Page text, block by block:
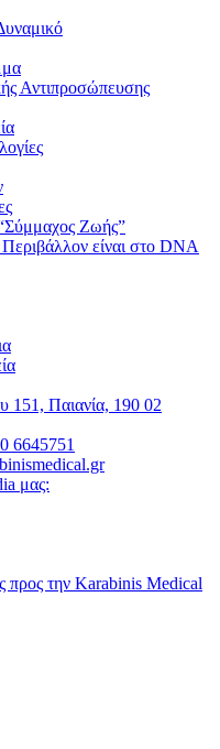
Αντιπροσώπευσης
Ζωής”
είναι στο DNA
151, Παιανία, 190 02
6645751
μας:
προς την Karabinis Medical